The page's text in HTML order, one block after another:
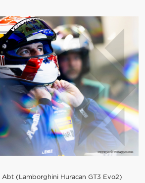
Abt (Lamborghini Huracan GT3 Evo2)